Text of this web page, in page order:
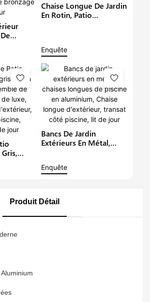
Lit
En
Lit De
Jour
Chaise Longue De Jardin
En Rotin, Patio
Métallique, Salon
D'extérieur, Lit De Repos
Enquête
Bancs De Jardin
Extérieurs En Métal,
Chaise Longue
Enquête
Produit Détail
Aluminium